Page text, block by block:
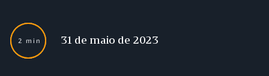
2 min 31 de maio de 2023